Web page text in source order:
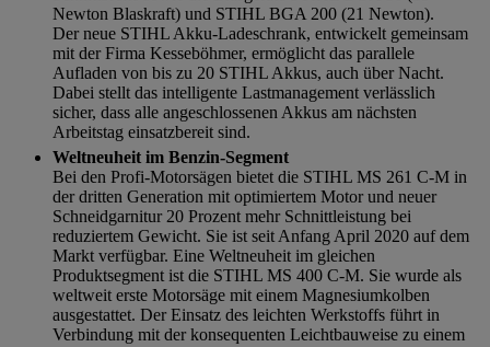
Newton Blaskraft) und STIHL BGA 200 (21 Newton).
Der neue STIHL Akku-Ladeschrank, entwickelt gemeinsam
mit der Firma Kesseböhmer, ermöglicht das parallele
Aufladen von bis zu 20 STIHL Akkus, auch über Nacht.
Dabei stellt das intelligente Lastmanagement verlässlich
sicher, dass alle angeschlossenen Akkus am nächsten
Arbeitstag einsatzbereit sind.
Weltneuheit im Benzin-Segment
Bei den Profi-Motorsägen bietet die STIHL MS 261 C-M in
der dritten Generation mit optimiertem Motor und neuer
Schneidgarnitur 20 Prozent mehr Schnittleistung bei
reduziertem Gewicht. Sie ist seit Anfang April 2020 auf dem
Markt verfügbar. Eine Weltneuheit im gleichen
Produktsegment ist die STIHL MS 400 C-M. Sie wurde als
weltweit erste Motorsäge mit einem Magnesiumkolben
ausgestattet. Der Einsatz des leichten Werkstoffs führt in
Verbindung mit der konsequenten Leichtbauweise zu einem